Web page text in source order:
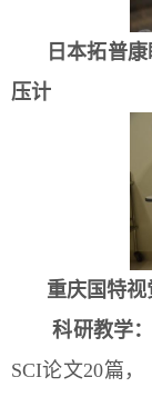
日本拓普
压计
重庆国特
科研教学：
SCI论文20篇